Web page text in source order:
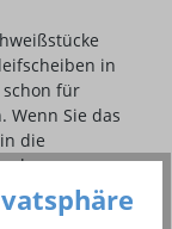
in
für
Wenn Sie das
die
also nur
ein, die
gekommen